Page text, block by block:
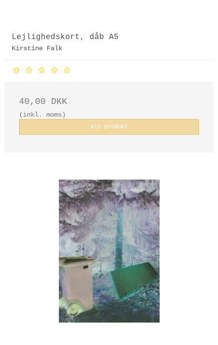
Lejlighedskort, dåb A5
Kirstine Falk
40,00 DKK
(inkl. moms)
Vis produkt